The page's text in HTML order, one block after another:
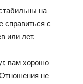
на
справиться с
или лет.
вам хорошо
не